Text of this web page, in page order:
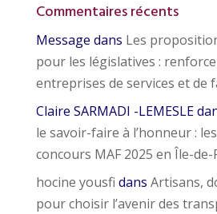
Commentaires récents
Message dans Les
pour les législatives :
entreprises de services et de
Claire SARMADI -LEMESLE
le savoir-faire à l’honneur :
concours MAF 2025 en Île-de-
hocine yousfi dans Artisans,
pour choisir l’avenir des